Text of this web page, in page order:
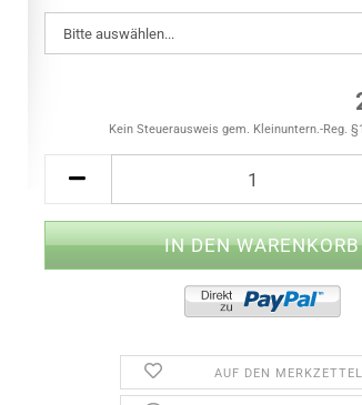
Kein Steuerausweis gem. Kleinuntern.-Reg.
AUF DEN MERKZETTEL